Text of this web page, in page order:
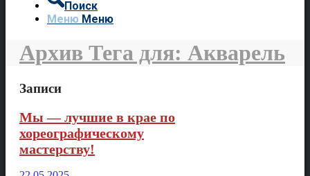
Поиск
Меню Меню
Архив Тега для: Акварель
Записи
Мы — лучшие в крае по
хореографическому
мастерству!